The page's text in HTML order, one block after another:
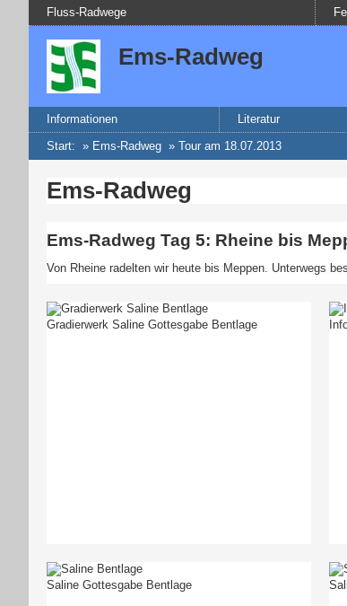
Fluss-Radwege
Ems-Radweg
Informationen Literatur
Start: » Ems-Radweg » Tour am 18.07.2013
Ems-Radweg
Ems-Radweg Tag 5: Rheine bis
Von Rheine radelten wir heute bis Meppen. Unterwegs
Gradierwerk Saline Gottesgabe Bentlage
Saline Gottesgabe Bentlage